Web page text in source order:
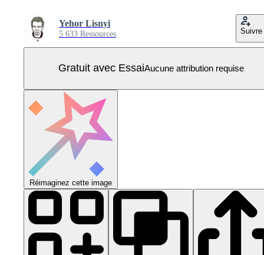
Yehor Lisnyi
5 633 Ressources Suivre
Gratuit avec EssaiAucune attribution requise
Réimaginez cette image